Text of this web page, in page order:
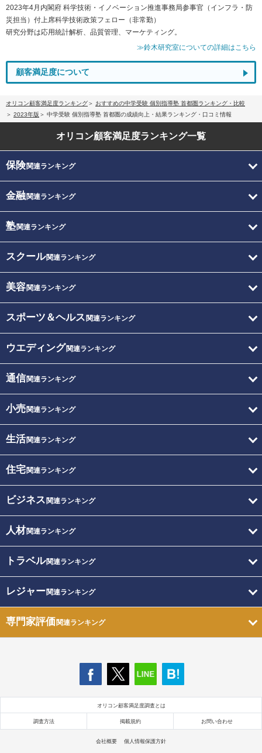
2023年4月内閣府 科学技術・イノベーション推進事務局参事官（インフラ・防
災担当）付上席科学技術政策フェロー（非常勤）
研究分野は応用統計解析、品質管理、マーケティング。
≫鈴木研究室についての詳細はこちら
顧客満足度について
オリコン顧客満足度ランキング
おすすめの中学受験 個別指導塾 首都圏ランキング・比較
2023年版
中学受験 個別指導塾 首都圏の成績向上・結果ランキング・口コミ情報
オリコン顧客満足度ランキング一覧
保険関連ランキング
金融関連ランキング
塾関連ランキング
スクール関連ランキング
美容関連ランキング
スポーツ＆ヘルス 関連ランキング
ウエディング関連ランキング
通信関連ランキング
小売関連ランキング
生活関連ランキング
住宅関連ランキング
ビジネス 関連ランキング
人材関連ランキング
トラベル関連ランキング
レジャー関連ランキング
専門家評価関連ランキング
オリコン顧客満足度調査とは
調査方法 掲載規約 お問い合わせ
会社概要 個人情報保護方針